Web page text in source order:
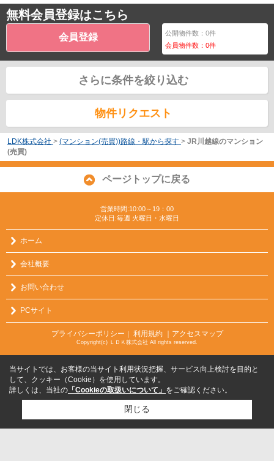
無料会員登録はこちら
会員登録 公開物件数：0件
会員物件数：0件
さらに条件を絞り込む
物件リクエスト
LDK株式会社 > (マンション(売買))路線・駅から探す > JR川越線のマンション
(売買)
ページトップに戻る
営業時間:10:00～19：00
定休日:毎週 火曜日・水曜日
ホーム
会社概要
お問い合わせ
PCサイト
プライバシーポリシー ｜ 利用規約 ｜アクセスマップ
Copyright(c) ＬＤＫ株式会社 All rights reserved.
当サイトでは、お客様の当サイト利用状況把握、サービス向上検討を目的と
して、クッキー（Cookie）を使用しています。
詳しくは、当社の 「Cookieの取扱いについて」 をご確認ください。
閉じる